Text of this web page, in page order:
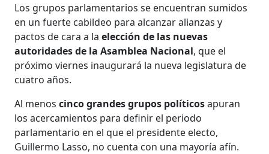
Los grupos parlamentarios se encuentran sumidos
en un fuerte cabildeo para alcanzar alianzas y
pactos de cara a la elección de las nuevas
autoridades de la Asamblea Nacional, que el
próximo viernes inaugurará la nueva legislatura de
cuatro años.
Al menos cinco grandes grupos políticosapuran
los acercamientos para definir el periodo
parlamentario en el que el presidente electo,
Guillermo Lasso, no cuenta con una mayoría afín.